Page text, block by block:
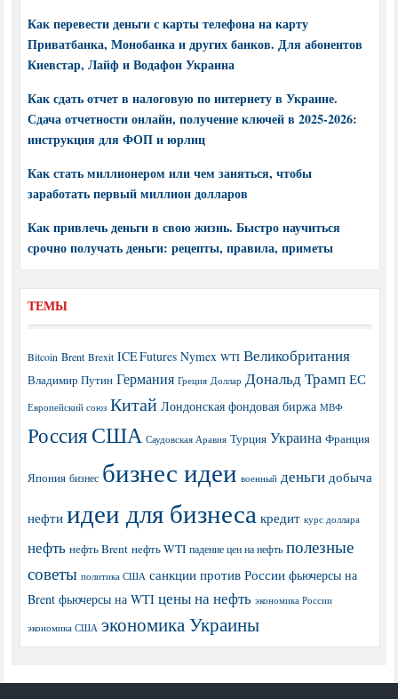
Как перевести деньги с карты телефона на карту
Приватбанка, Монобанка и других банков. Для абонентов
Киевстар, Лайф и Водафон Украина
Как сдать отчет в налоговую по интернету в Украине.
Сдача отчетности онлайн, получение ключей в 2025-2026:
инструкция для ФОП и юрлиц
Как стать миллионером или чем заняться, чтобы
заработать первый миллион долларов
Как привлечь деньги в свою жизнь. Быстро научиться
срочно получать деньги: рецепты, правила, приметы
ТЕМЫ
Bitcoin Brent Brexit ICE Futures Nymex WTI Великобритания
Владимир Путин Германия Греция Доллар Дональд Трамп ЕС
Европейский союз Китай Лондонская фондовая биржа МВФ
РоссияСША Саудовская Аравия Турция Украина Франция
Япония бизнес бизнес идеи военный деньги добыча
нефти идеи для бизнеса кредит курс доллара
нефть нефть Brent нефть WTI падение цен на нефть полезные
советы политика США санкции против России фьючерсы на
Brent фьючерсы на WTI цены на нефть экономика России
экономика США экономика Украины